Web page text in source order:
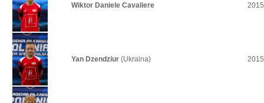
Wiktor Daniele Cavaliere 2015
Yan Dzendziur (Ukraina) 2015